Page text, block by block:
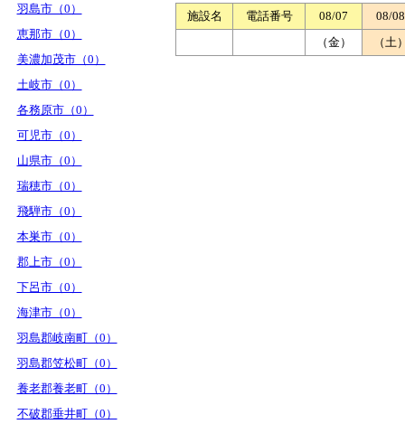
羽島市（0）
恵那市（0）
美濃加茂市（0）
土岐市（0）
各務原市（0）
可児市（0）
山県市（0）
瑞穂市（0）
飛騨市（0）
本巣市（0）
郡上市（0）
下呂市（0）
海津市（0）
羽島郡岐南町（0）
羽島郡笠松町（0）
養老郡養老町（0）
不破郡垂井町（0）
施設名 電話番号 08/07
08/08
（金）
（土